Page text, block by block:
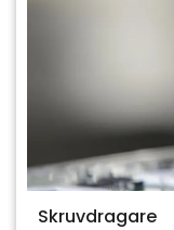
Skruvdragare